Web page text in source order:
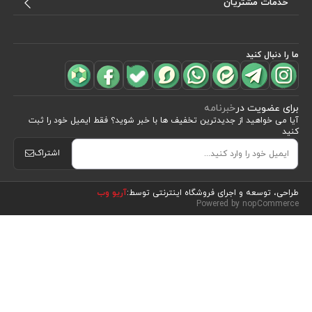
مشاهده محصولات(47)
آیا سفره پارچه‌ای قابل شستشو است؟
خدمات مشتریان
ما را دنبال کنید
برای عضویت درخبرنامه
آیا می خواهید از جدید‌ترین تخفیف‌ ها با‌ خبر شوید؟ فقط ایمیل خود را ثبت
کنید
اشتراک
طراحی، توسعه و اجرای فروشگاه اینترنتی توسط:آریو وب
Powered by nopCommerce